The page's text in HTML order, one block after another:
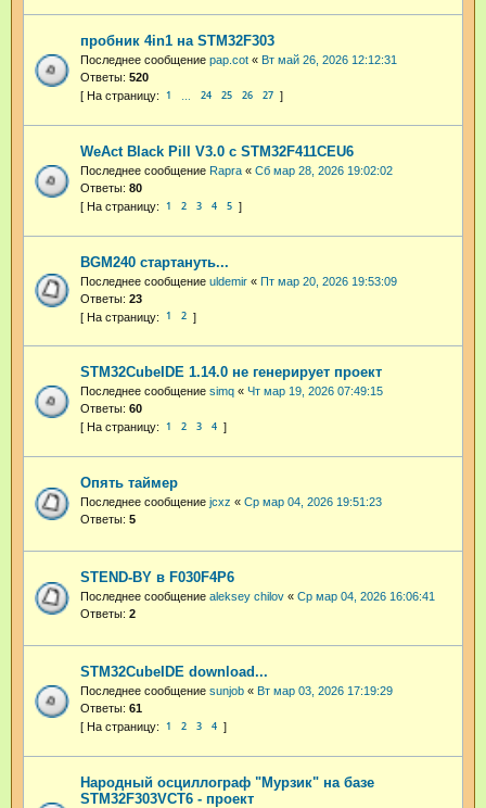
пробник 4in1 на STM32F303
Последнее сообщение pap.cot « Вт май 26, 2026 12:12:31
Ответы: 520
1 24 25 26 27
WeAct Black Pill V3.0 с STM32F411CEU6
Последнее сообщение Rapra « Сб мар 28, 2026 19:02:02
Ответы: 80
1 2 3 4 5
BGM240 стартануть...
Последнее сообщение uldemir « Пт мар 20, 2026 19:53:09
Ответы: 23
1 2
STM32CubeIDE 1.14.0 не генерирует проект
Последнее сообщение simq « Чт мар 19, 2026 07:49:15
Ответы: 60
1 2 3 4
Опять таймер
Последнее сообщение jcxz « Ср мар 04, 2026 19:51:23
Ответы: 5
STEND-BY в F030F4P6
Последнее сообщение aleksey chilov « Ср мар 04, 2026 16:06:41
Ответы: 2
STM32CubeIDE download...
Последнее сообщение sunjob « Вт мар 03, 2026 17:19:29
Ответы: 61
1 2 3 4
Народный осциллограф "Мурзик" на базе
STM32F303VCT6 - проект